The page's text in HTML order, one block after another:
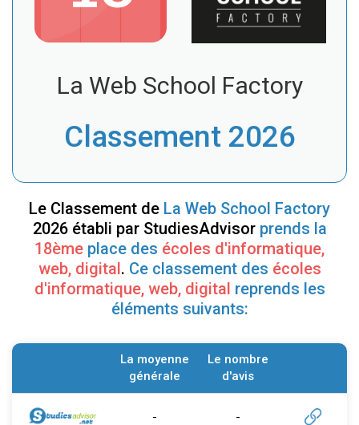
La Web School Factory
Classement 2026
Le Classement de La Web School Factory
2026 établi par StudiesAdvisor prends la
18ème place des écoles d'informatique,
web, digital. Ce classement des écoles
d'informatique, web, digital reprends les
éléments suivants:
La moyenne
générale
Le nombre
d'avis
- -